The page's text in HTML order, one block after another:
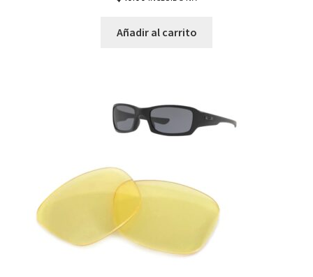
Añadir al carrito